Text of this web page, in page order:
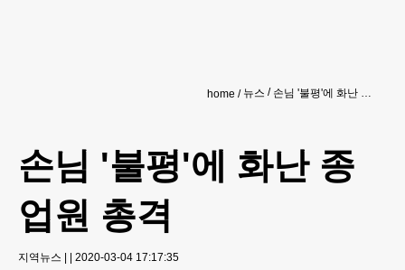
home 뉴스 손님 '불평'에 화난 종업원 총격
손님 '불평'에 화난 종
업원 총격
지역뉴스 | | 2020-03-04 17:17:35